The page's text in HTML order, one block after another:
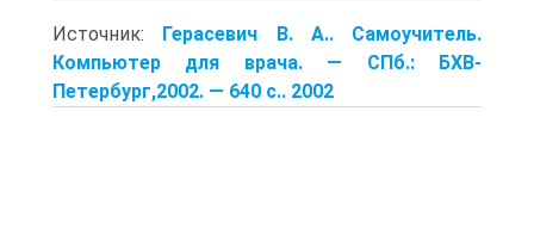
Источник: Герасевич В. А.. Самоучитель.
Компьютер для врача. — СПб.: БХВ-
Петербург,2002. — 640 с.. 2002